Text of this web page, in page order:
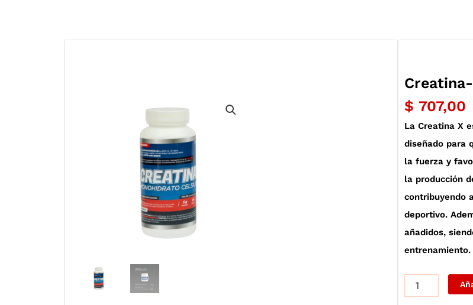
$ 707,00
La Creatina X
diseñado para
la fuerza y
la producción
contribuyendo
deportivo.
añadidos,
entrenamiento.
Creatina-
Celsius-